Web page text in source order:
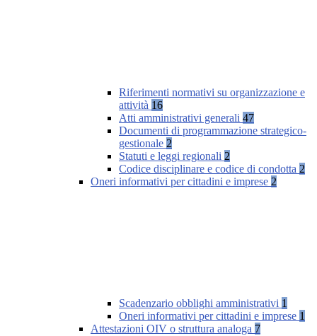
Riferimenti normativi su organizzazione e
attività 16
Atti amministrativi generali 47
Documenti di programmazione strategico-
gestionale 2
Statuti e leggi regionali 2
Codice disciplinare e codice di condotta 2
Oneri informativi per cittadini e imprese 2
Scadenzario obblighi amministrativi 1
Oneri informativi per cittadini e imprese 1
Attestazioni OIV o struttura analoga 7